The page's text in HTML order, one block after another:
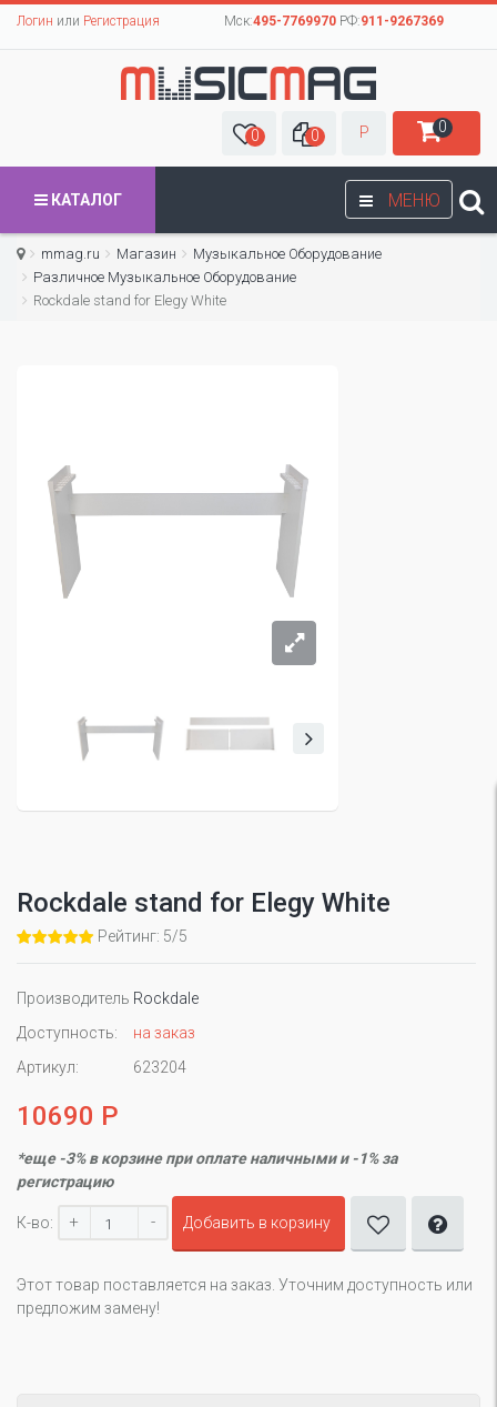
Логин или Регистрация Мск:495-7769970РФ:911-9267369
0 0 Р 0
МЕНЮ
КАТАЛОГ
mmag.ru Магазин
Музыкальное Оборудование
Различное Музыкальное Оборудование
Rockdale stand for Elegy White
Rockdale stand for Elegy White
Рейтинг: 5/5
Производитель Rockdale
Доступность:
на заказ
Артикул:
623204
10690 Р
*еще -3% в корзине при оплате наличными и -1% за
регистрацию
К-во: + - Добавить в корзину
Этот товар поставляется на заказ. Уточним доступность или
предложим замену!